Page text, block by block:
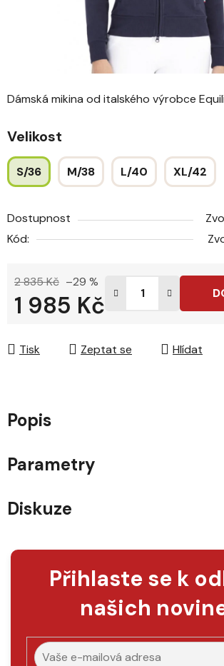
Dámská mikina od italského výrobce
Velikost
S/36 M/38 L/40 XL/42
Dostupnost
Kód:
2 835 Kč –29 %
1 985 Kč
Tisk Zeptat se Hlídat
Popis
Parametry
Diskuze
Přihlaste se k
našich